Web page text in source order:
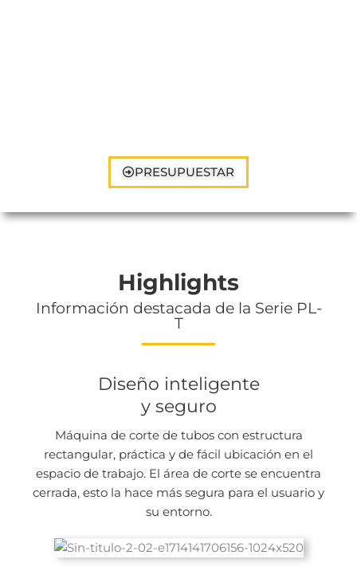
PRESUPUESTAR
Highlights
Información destacada de la Serie PL-
T
Diseño inteligente
y seguro
Máquina de corte de tubos con estructura
rectangular, práctica y de fácil ubicación en el
espacio de trabajo. El área de corte se encuentra
cerrada, esto la hace más segura para el usuario y
su entorno.